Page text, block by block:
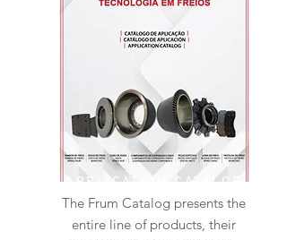
APPLICATION CATALOG
The Frum Catalog presents the
entire line of products, their